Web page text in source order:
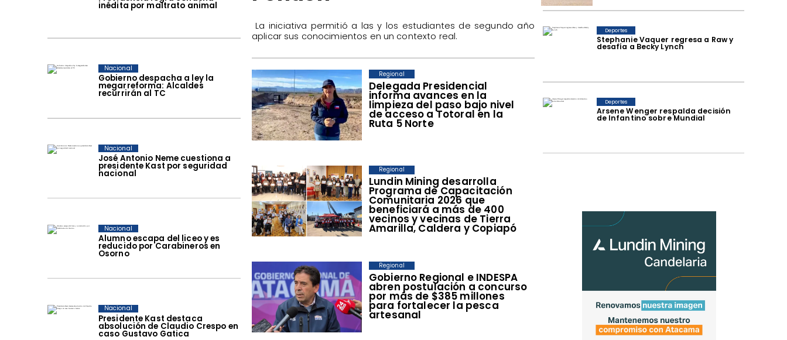
Stephanie Vaquer regresa a Raw y
desafía a Becky Lynch
Deportes
Arsene Wenger respalda decisión
de Infantino sobre Mundial
Deportes
inédita por maltrato animal
Gobierno despacha a ley la
megarreforma: Alcaldes
recurrirán al TC
Nacional
José Antonio Neme cuestiona a
presidente Kast por seguridad
nacional
Nacional
Alumno escapa del liceo y es
reducido por Carabineros en
Osorno
Nacional
Presidente Kast destaca
absolución de Claudio Crespo en
caso Gustavo Gatica
Nacional
​Delegada Presidencial
informa avances en la
limpieza del paso bajo nivel
de acceso a Totoral en la
Ruta 5 Norte
Regional
​Lundin Mining desarrolla
Programa de Capacitación
Comunitaria 2026 que
beneficiará a más de 400
vecinos y vecinas de Tierra
Amarilla, Caldera y Copiapó
Regional
​Gobierno Regional e INDESPA
abren postulación a concurso
por más de $385 millones
para fortalecer la pesca
artesanal
Regional
​ La iniciativa permitió a las y los estudiantes de segundo año
aplicar sus conocimientos en un contexto real.